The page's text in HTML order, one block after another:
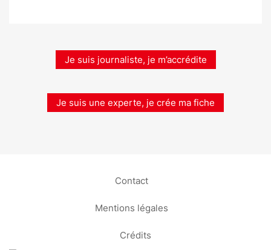
Je suis journaliste, je m’accrédite
Je suis une experte, je crée ma fiche
Contact
Mentions légales
Crédits